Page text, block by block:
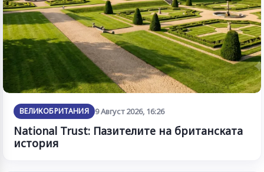
ВЕЛИКОБРИТАНИЯ 9 Август 2026, 16:26
National Trust: Пазителите на британската
история